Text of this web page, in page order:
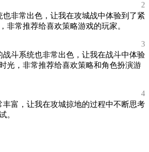
2
非常出色，让我在攻城战中体验到了紧
常推荐给喜欢策略游戏的玩家。
3
斗系统也非常出色，让我在战斗中体验
光，非常推荐给喜欢策略和角色扮演游
4
富，让我在攻城掠地的过程中不断思考
。